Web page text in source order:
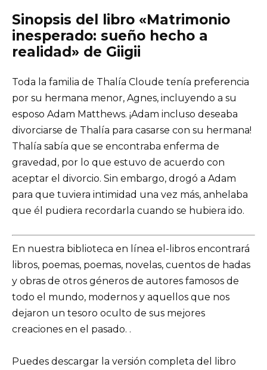
Sinopsis del libro «Matrimonio
inesperado: sueño hecho a
realidad» de Giigii
Toda la familia de Thalía Cloude tenía preferencia
por su hermana menor, Agnes, incluyendo a su
esposo Adam Matthews. ¡Adam incluso deseaba
divorciarse de Thalía para casarse con su hermana!
Thalía sabía que se encontraba enferma de
gravedad, por lo que estuvo de acuerdo con
aceptar el divorcio. Sin embargo, drogó a Adam
para que tuviera intimidad una vez más, anhelaba
que él pudiera recordarla cuando se hubiera ido.
En nuestra biblioteca en línea el-libros encontrará
libros, poemas, poemas, novelas, cuentos de hadas
y obras de otros géneros de autores famosos de
todo el mundo, modernos y aquellos que nos
dejaron un tesoro oculto de sus mejores
creaciones en el pasado. .
Puedes descargar la versión completa del libro